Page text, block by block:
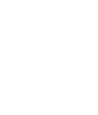
nesreči
Na
tatvino
Javni